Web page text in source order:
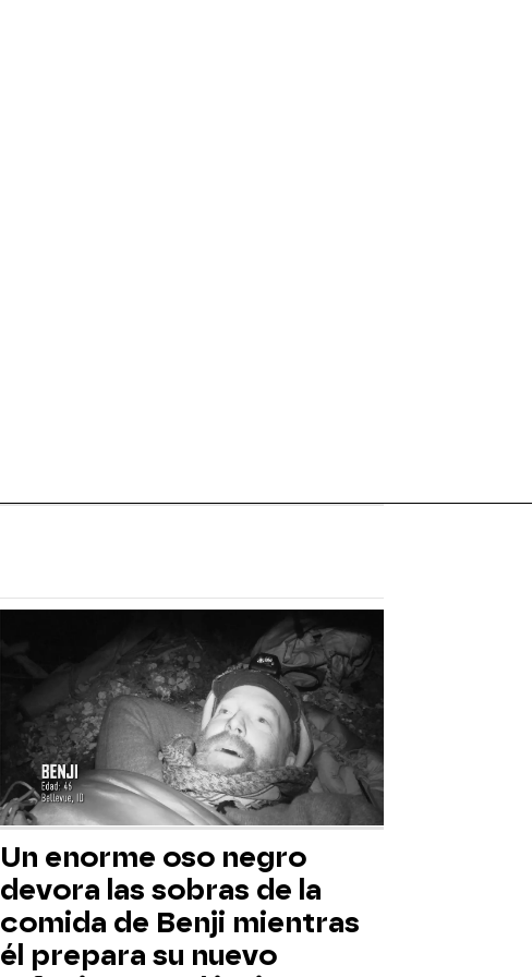
Un enorme oso negro
devora las sobras de la
comida de Benji mientras
él prepara su nuevo